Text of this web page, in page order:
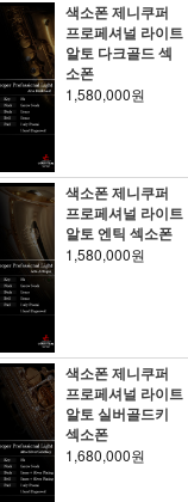
색소폰 제니쿠퍼
프로페셔널 라이트
알토 다크골드 섹
소폰
1,580,000원
색소폰 제니쿠퍼
프로페셔널 라이트
알토 엔틱 섹소폰
1,580,000원
색소폰 제니쿠퍼
프로페셔널 라이트
알토 실버골드키
섹소폰
1,680,000원